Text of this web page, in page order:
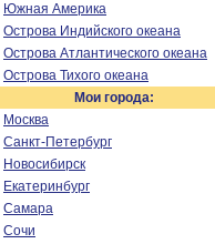
Южная Америка
Острова Индийского океана
Острова Атлантического океана
Острова Тихого океана
Мои города:
Москва
Санкт-Петербург
Новосибирск
Екатеринбург
Самара
Сочи